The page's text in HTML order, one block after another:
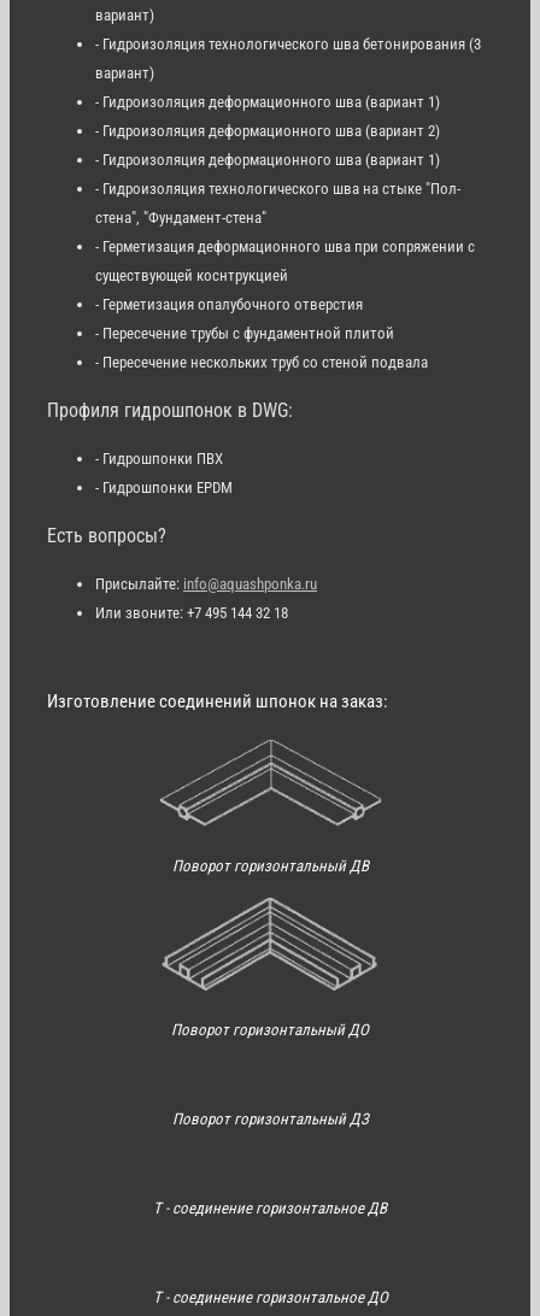
вариант)
- Гидроизоляция технологического шва бетонирования (3
вариант)
- Гидроизоляция деформационного шва (вариант 1)
- Гидроизоляция деформационного шва (вариант 2)
- Гидроизоляция деформационного шва (вариант 1)
- Гидроизоляция технологического шва на стыке "Пол-
стена", "Фундамент-стена"
- Герметизация деформационного шва при сопряжении с
существующей коснтрукцией
- Герметизация опалубочного отверстия
- Пересечение трубы с фундаментной плитой
- Пересечение нескольких труб со стеной подвала
Профиля гидрошпонок в DWG:
- Гидрошпонки ПВХ
- Гидрошпонки EPDM
Есть вопросы?
Присылайте: info@aquashponka.ru
Или звоните: +7 495 144 32 18
Изготовление соединений шпонок на заказ:
Поворот горизонтальный ДВ
Поворот горизонтальный ДО
Поворот горизонтальный ДЗ
Т - соединение горизонтальное ДВ
Т - соединение горизонтальное ДО